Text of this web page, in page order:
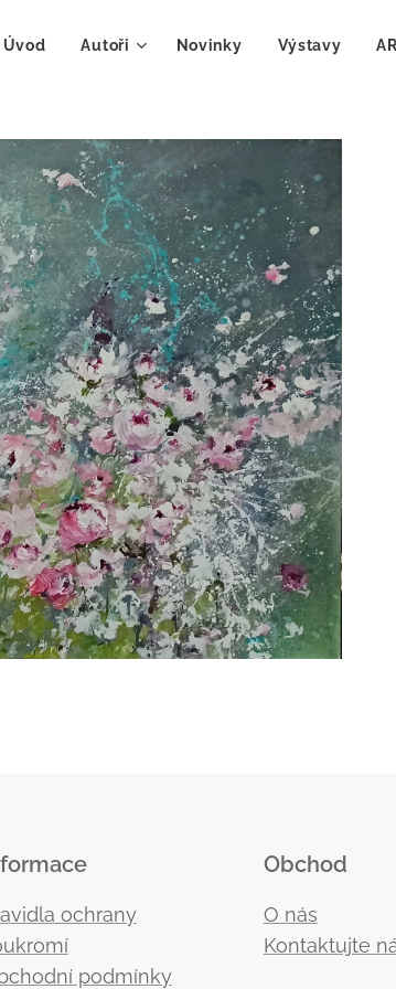
Úvod Autoři Novinky Výstavy
ochrany
podmínky
Obchod
O nás
Kontaktujte